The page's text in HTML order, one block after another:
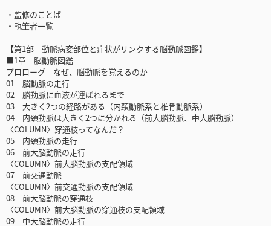
・監修のことば
・執筆者一覧
【第1部 動脈病変部位と症状がリンクする脳動脈図鑑】
■1章 脳動脈図鑑
プロローグ なぜ、脳動脈を覚えるのか
01 脳動脈の走行
02 脳動脈に血液が運ばれるまで
03 大きく2つの経路がある（内頚動脈系と椎骨動脈系）
04 内頚動脈は大きく2つに分かれる（前大脳動脈、中大脳動脈）
〈COLUMN〉穿通枝ってなんだ？
05 内頚動脈の走行
06 前大脳動脈の走行
〈COLUMN〉前大脳動脈の支配領域
07 前交通動脈
〈COLUMN〉前交通動脈の支配領域
08 前大脳動脈の穿通枝
〈COLUMN〉前大脳動脈の穿通枝の支配領域
09 中大脳動脈の走行